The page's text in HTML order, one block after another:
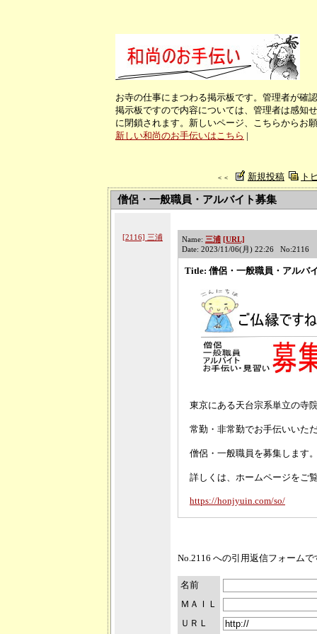
お寺の仕事にまつわる掲示板です。管理者が確
掲示板ですので内容については、管理者は感知
に閉鎖されます。新しいページ、こちらからお
新しい和尚のお手伝いはこちら |
＜＜ 新規投稿 ト
僧侶・一般職員・アルバイト募集
[2116] 三浦 Name: 三浦 [URL]
Date: 2023/11/06(月) 22:26 No:2116
Title: 僧侶・一般職員・アルバ
東京にある天台宗系単立の寺
常勤・非常勤でお手伝いいた
僧侶・一般職員を募集します
詳しくは、ホームページをご
https://honjyuin.com/so/
No.2116 への引用返信フォームで
名前
ＭＡＩＬ
ＵＲＬ